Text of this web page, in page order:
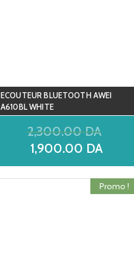
ECOUTEUR BLUETOOTH AWEI
A610BL WHITE
2,300.00DA
1,900.00 DA
Promo !